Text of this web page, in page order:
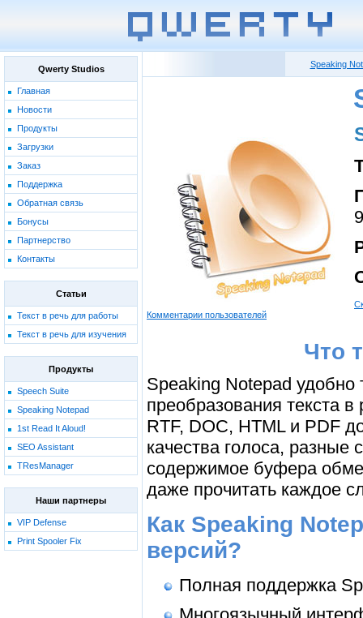
Qwerty Studios
Главная
Новости
Продукты
Загрузки
Заказ
Поддержка
Обратная связь
Бонусы
Партнерство
Контакты
Статьи
Текст в речь для работы
Текст в речь для изучения
Продукты
Speech Suite
Speaking Notepad
1st Read It Aloud!
SEO Assistant
TResManager
Наши партнеры
VIP Defense
Print Spooler Fix
Speaking
Комментарии пользователей
Что
Speaking Notepad
преобразования текста
RTF, DOC, HTML и PDF
качества голоса, разные
содержимое буфера
даже прочитать каждое
Как Speaking
версий?
Полная поддержка